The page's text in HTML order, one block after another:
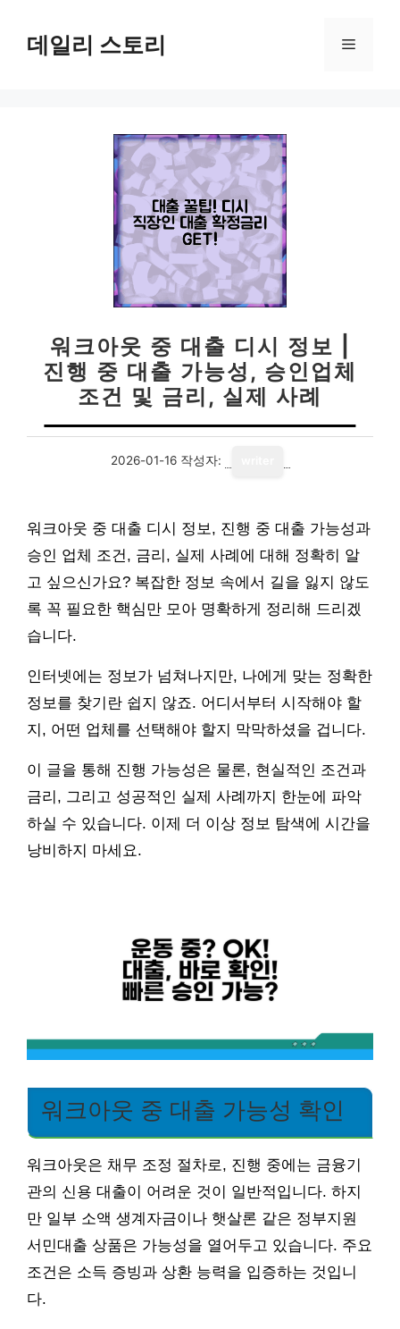
데일리 스토리 메
워크아웃 중 대출 디시 정보 |
진행 중 대출 가능성, 승인업체
조건 및 금리, 실제 사례
2026-01-16 작성자:
워크아웃 중 대출 디시 정보, 진행 중 대출 가능성과
승인 업체 조건, 금리, 실제 사례에 대해 정확히 알
고 싶으신가요? 복잡한 정보 속에서 길을 잃지 않도
록 꼭 필요한 핵심만 모아 명확하게 정리해 드리겠
습니다.
인터넷에는 정보가 넘쳐나지만, 나에게 맞는 정확한
정보를 찾기란 쉽지 않죠. 어디서부터 시작해야 할
지, 어떤 업체를 선택해야 할지 막막하셨을 겁니다.
이 글을 통해 진행 가능성은 물론, 현실적인 조건과
금리, 그리고 성공적인 실제 사례까지 한눈에 파악
하실 수 있습니다. 이제 더 이상 정보 탐색에 시간을
낭비하지 마세요.
워크아웃 중 대출 가능성 확인
워크아웃은 채무 조정 절차로, 진행 중에는 금융기
관의 신용 대출이 어려운 것이 일반적입니다. 하지
만 일부 소액 생계자금이나 햇살론 같은 정부지원
서민대출 상품은 가능성을 열어두고 있습니다. 주요
조건은 소득 증빙과 상환 능력을 입증하는 것입니
다.